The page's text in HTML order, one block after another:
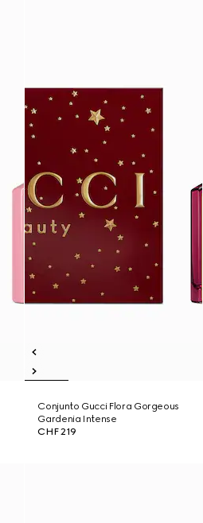
Conjunto Gucci Flora Gorgeous
Gardenia Intense
CHF 219